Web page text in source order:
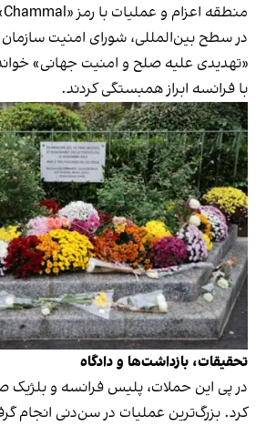
منطقه اعزام و عملیات با رمز «Chammal» آغاز شد.
در سطح بین‌المللی، شورای امنیت
«تهدیدی علیه صلح و امنیت جهانی»
با فرانسه ابراز همبستگی کردند.
تحقیقات، بازداشت‌ها و دادگاه
در پی این حملات، پلیس فرانسه و بلژیک
کرد. بزرگ‌ترین عملیات در سن‌دنی انجام